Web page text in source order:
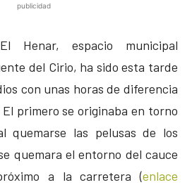
publicidad
Henar, espacio municipal
del Cirio, ha sido esta tarde
con unas horas de diferencia
primero se originaba en torno
quemarse las pelusas de los
quemara el entorno del cauce
a la carretera (enlace